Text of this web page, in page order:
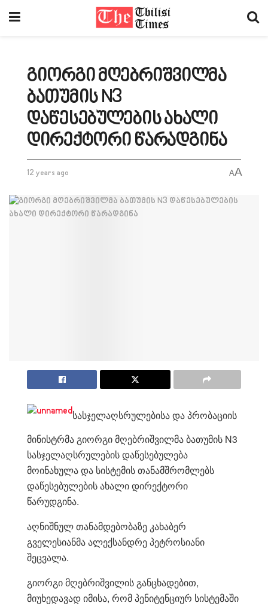
გიორგი მღებრიშვილმა
ბათუმის N3
დაწესებულების ახალი
დირექტორი წარადგინა
12 years ago AA
სასჯელაღსრულებისა და პრობაციის
მინისტრმა გიორგი მღებრიშვილმა ბათუმის N3
სასჯელაღსრულების დაწესებულება
მოინახულა და სისტემის თანამშრომლებს
დაწესებულების ახალი დირექტორი
წარუდგინა.
აღნიშნულ თანამდებობაზე კახაბერ
გველესიანმა ალექსანდრე პეტროსიანი
შეცვალა.
გიორგი მღებრიშვილის განცხადებით,
მიუხედავად იმისა, რომ პენიტენციურ სისტემაში